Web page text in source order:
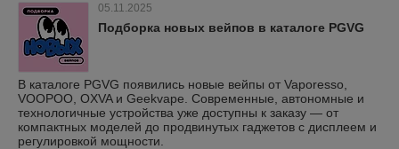
05.11.2025
Подборка новых вейпов в каталоге PGVG
В каталоге PGVG появились новые вейпы от Vaporesso,
VOOPOO, OXVA и Geekvape. Современные, автономные и
технологичные устройства уже доступны к заказу — от
компактных моделей до продвинутых гаджетов с дисплеем и
регулировкой мощности.